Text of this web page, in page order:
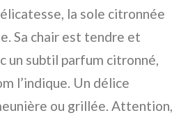
la sole citronnée
Sa chair est tendre et
un subtil parfum citronné,
l’indique. Un délice
ou grillée. Attention,